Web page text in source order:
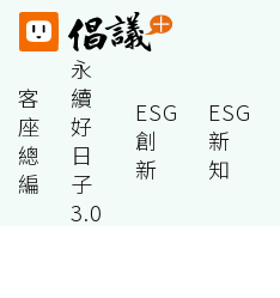
客
座
總
編
永
續
好
日
子
3.0
ESG
創
新
ESG
新
知